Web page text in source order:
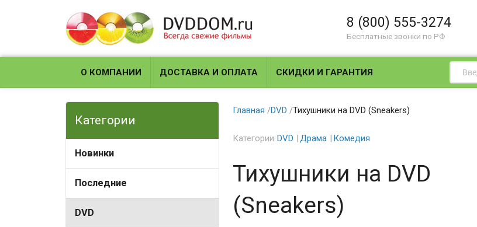
8 (800) 555-3274
Бесплатные звонки по РФ
О КОМПАНИИ ДОСТАВКА И ОПЛАТА СКИДКИ И ГАРАНТИЯ
Категории
Новинки
Последние
DVD
Главная /DVD /Тихушники на DVD (Sneakers)
Категории:DVD Драма Комедия
Тихушники на DVD
(Sneakers)